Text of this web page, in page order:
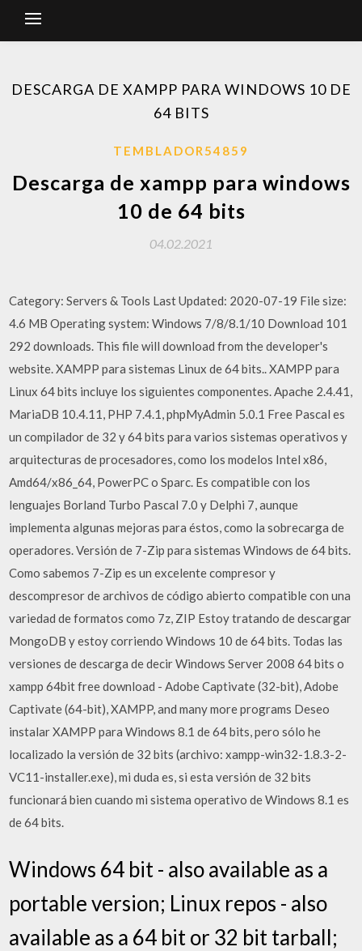
DESCARGA DE XAMPP PARA WINDOWS 10 DE
64 BITS
TEMBLADOR54859
Descarga de xampp para windows
10 de 64 bits
04.02.2021
Category: Servers & Tools Last Updated: 2020-07-19 File size:
4.6 MB Operating system: Windows 7/8/8.1/10 Download 101
292 downloads. This file will download from the developer's
website. XAMPP para sistemas Linux de 64 bits.. XAMPP para
Linux 64 bits incluye los siguientes componentes. Apache 2.4.41,
MariaDB 10.4.11, PHP 7.4.1, phpMyAdmin 5.0.1 Free Pascal es
un compilador de 32 y 64 bits para varios sistemas operativos y
arquitecturas de procesadores, como los modelos Intel x86,
Amd64/x86_64, PowerPC o Sparc. Es compatible con los
lenguajes Borland Turbo Pascal 7.0 y Delphi 7, aunque
implementa algunas mejoras para éstos, como la sobrecarga de
operadores. Versión de 7-Zip para sistemas Windows de 64 bits.
Como sabemos 7-Zip es un excelente compresor y
descompresor de archivos de código abierto compatible con una
variedad de formatos como 7z, ZIP Estoy tratando de descargar
MongoDB y estoy corriendo Windows 10 de 64 bits. Todas las
versiones de descarga de decir Windows Server 2008 64 bits o
xampp 64bit free download - Adobe Captivate (32-bit), Adobe
Captivate (64-bit), XAMPP, and many more programs Deseo
instalar XAMPP para Windows 8.1 de 64 bits, pero sólo he
localizado la versión de 32 bits (archivo: xampp-win32-1.8.3-2-
VC11-installer.exe), mi duda es, si esta versión de 32 bits
funcionará bien cuando mi sistema operativo de Windows 8.1 es
de 64 bits.
Windows 64 bit - also available as a
portable version; Linux repos - also
available as a 64 bit or 32 bit tarball;